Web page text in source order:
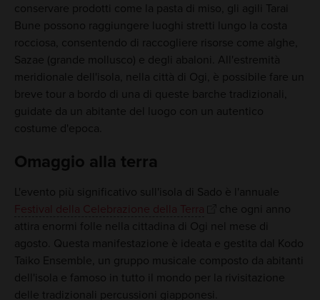
conservare prodotti come la pasta di miso, gli agili Tarai
Bune possono raggiungere luoghi stretti lungo la costa
rocciosa, consentendo di raccogliere risorse come alghe,
Sazae (grande mollusco) e degli abaloni. All'estremità
meridionale dell'isola, nella città di Ogi, è possibile fare un
breve tour a bordo di una di queste barche tradizionali,
guidate da un abitante del luogo con un autentico
costume d'epoca.
Omaggio alla terra
L'evento più significativo sull'isola di Sado è l'annuale
Festival della Celebrazione della Terra
che ogni anno
attira enormi folle nella cittadina di Ogi nel mese di
agosto. Questa manifestazione è ideata e gestita dal Kodo
Taiko Ensemble, un gruppo musicale composto da abitanti
dell'isola e famoso in tutto il mondo per la rivisitazione
delle tradizionali percussioni giapponesi.